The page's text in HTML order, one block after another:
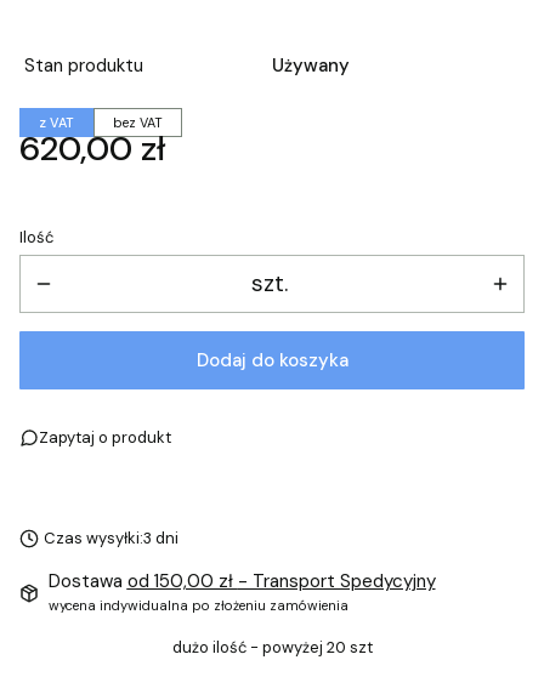
Stan produktu Używany
z VAT bez VAT
Cena
620,00 zł
Ilość
szt.
Dodaj do koszyka
Zapytaj o produkt
Czas wysyłki:3 dni
Dostawa od 150,00 zł - Transport Spedycyjny
wycena indywidualna po złożeniu zamówienia
dużo ilość - powyżej 20 szt